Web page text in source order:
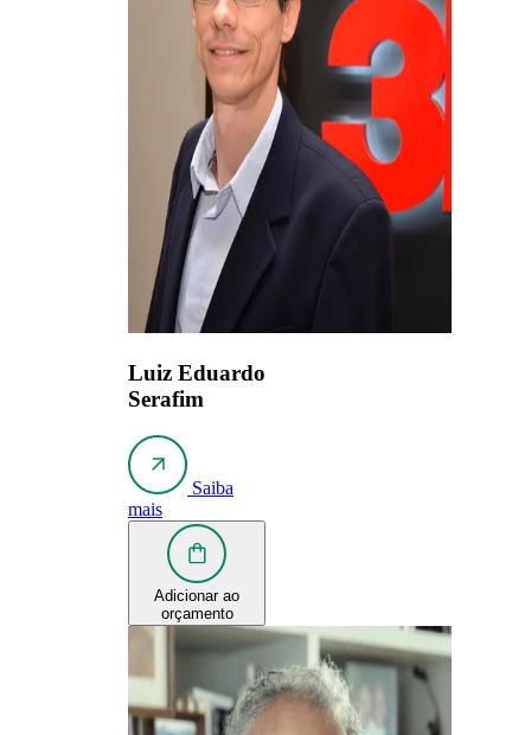
Luiz Eduardo
Serafim
Saiba
mais
Adicionar ao
orçamento